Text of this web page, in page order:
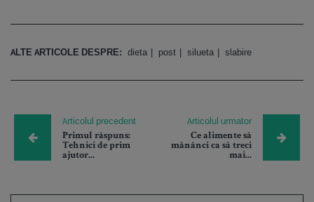
ALTE ARTICOLE DESPRE: dieta post silueta slabire
Articolul precedent
Primul răspuns:
Tehnici de prim
ajutor...
Articolul urmator
Ce alimente să
mănânci ca să treci
mai...